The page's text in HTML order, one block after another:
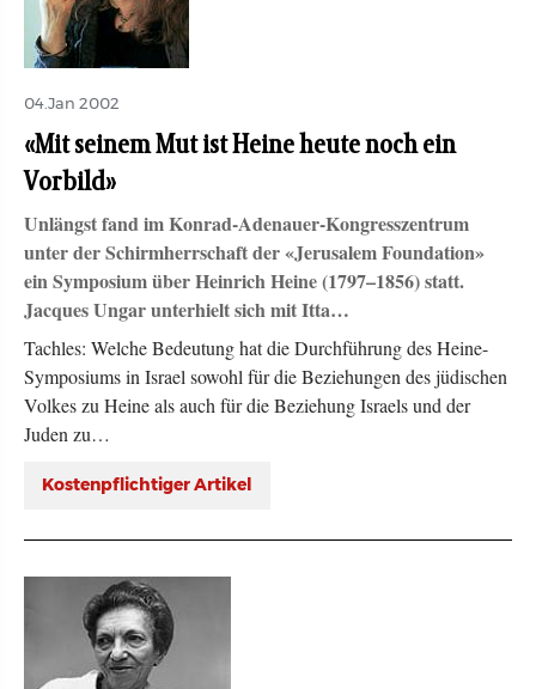
04.Jan 2002
«Mit seinem Mut ist Heine heute noch ein
Vorbild»
Unlängst fand im Konrad-Adenauer-Kongresszentrum
unter der Schirmherrschaft der «Jerusalem Foundation»
ein Symposium über Heinrich Heine (1797–1856) statt.
Jacques Ungar unterhielt sich mit Itta…
Tachles: Welche Bedeutung hat die Durchführung des Heine-
Symposiums in Israel sowohl für die Beziehungen des jüdischen
Volkes zu Heine als auch für die Beziehung Israels und der
Juden zu…
Kostenpflichtiger Artikel